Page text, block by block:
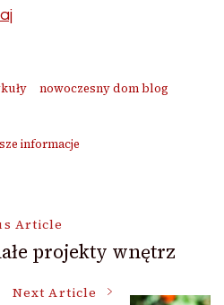
nowoczesny dom blog
informacje
Article
projekty wnętrz
Next Article